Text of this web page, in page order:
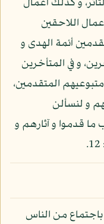
و كذلك أعمال
اللاحقين
أئمة الهدى و
و في المتأخرين
المتقدمين،
و لنسألن
«و نكتب ما قدموا و آثارهم و
باجتماع من الناس